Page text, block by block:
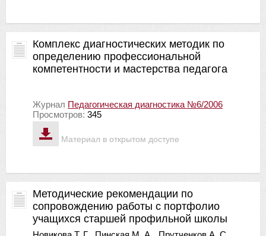
Материал в открытом доступе
Комплекс диагностических методик по
определению профессиональной
компетентности и мастерства педагога
Журнал Педагогическая диагностика №6/2006
Просмотров: 345
Методические рекомендации по
сопровождению работы с портфолио
учащихся старшей профильной школы